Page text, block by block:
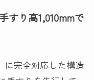
すり高1,010mmで
に完全対応した構造